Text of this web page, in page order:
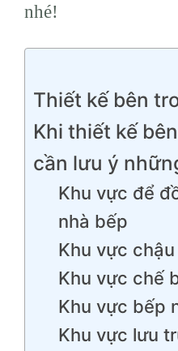
nhé!
Thiết kế bên
Khi thiết kế
cần lưu ý
Khu vực để
nhà bếp
Khu vực chậu
Khu vực chế
Khu vực bếp
Khu vực lưu